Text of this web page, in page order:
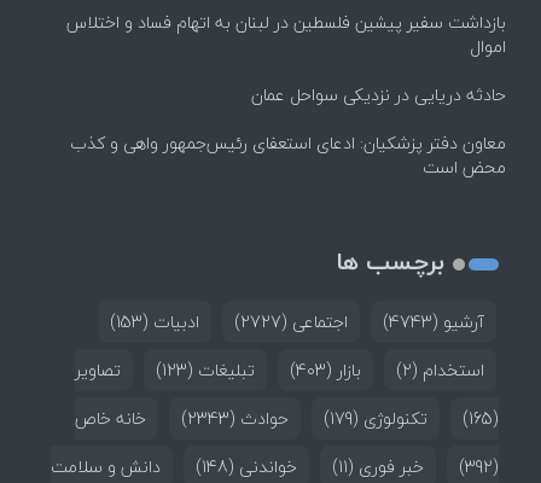
بازداشت سفیر پیشین فلسطین در لبنان به اتهام فساد و اختلاس
اموال
حادثه دریایی در نزدیکی سواحل عمان
معاون دفتر پزشکیان: ادعای استعفای رئیس‌جمهور واهی و کذب
محض است
برچسب ها
آرشیو (4743) اجتماعی (2727) ادبیات (153)
استخدام (2) بازار (403) تبلیغات (123)
تصاویر
(165)
تکنولوژی (179) حوادث (2343)
خانه خاص
(392)
خبر فوری (11) خواندنی (148)
دانش و سلامت